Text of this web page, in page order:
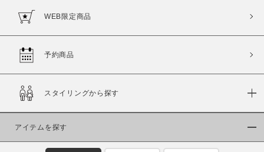
商品タイプ
通常商品
WEB限定商品
予約商品
スタイリングから探す
アイテムを探す